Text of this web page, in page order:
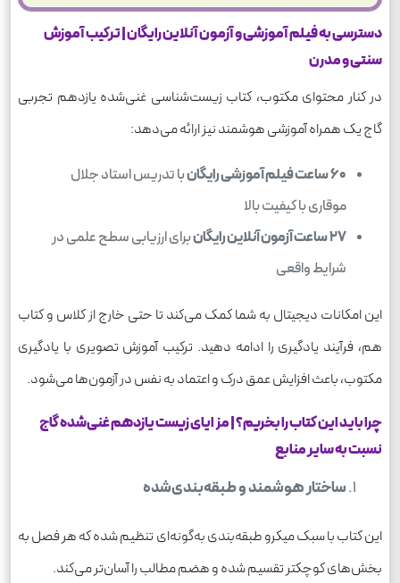
دسترسی به فیلم آموزشی و آزمون آنلاین رایگان | ترکیب آموزش
سنتی و مدرن
در کنار محتوای مکتوب، کتاب زیست‌شناسی غنی‌شده یازدهم تجربی
گاج یک همراه آموزشی هوشمند نیز ارائه می‌دهد:
۶۰ساعت فیلم آموزشی رایگانبا تدریس استاد جلال
موقاری با کیفیت بالا
۲۷ساعت آزمون آنلاین رایگانبرای ارزیابی سطح علمی در
شرایط واقعی
این امکانات دیجیتال به شما کمک می‌کند تا حتی خارج از کلاس و کتاب
هم، فرآیند یادگیری را ادامه دهید. ترکیب آموزش تصویری با یادگیری
مکتوب، باعث افزایش عمق درک و اعتماد به نفس در آزمون‌ها می‌شود.
چرا باید این کتاب را بخریم؟ | مزایای زیست یازدهم غنی‌شده گاج
نسبت به سایر منابع
ساختار هوشمند و طبقه‌بندی‌شده
این کتاب با سبک میکرو طبقه‌بندی به‌گونه‌ای تنظیم شده که هر فصل به
بخش‌های کوچکتر تقسیم شده و هضم مطالب را آسان‌تر می‌کند.